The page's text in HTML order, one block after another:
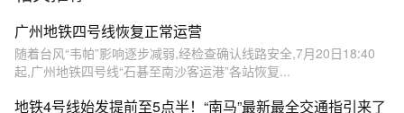
广州地铁四号线恢复正常运营
随着台风“韦帕”影响逐步减弱,经检查确认线路安全,7月20日18:40
起,广州地铁四号线“石碁至南沙客运港”各站恢复...
地铁4号线始发提前至5点半！“南马”最新最全交通指引来了